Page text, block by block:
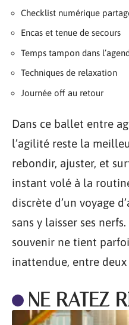
Checklist numérique
Encas et tenue de secours
Temps tampon dans
Techniques de relaxation
Journée off au retour
Dans ce ballet entre
l’agilité reste la
rebondir, ajuster, et
instant volé à la
discrète d’un voyage
sans y laisser ses
souvenir ne tient
inattendue, entre
NE RATEZ